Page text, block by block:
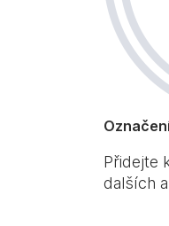
Přidejte
dalších